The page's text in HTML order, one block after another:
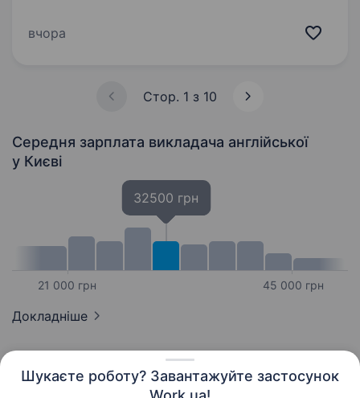
Шукаєте роботу? Завантажуйте застосунок
Наша команда WORLD SCHOOL & LYCEUM —
вчора
Стор. 1 з 10
Середня зарплата викладача англійської
у Києві
21 000 грн
32500 грн
45 000 грн
Докладніше